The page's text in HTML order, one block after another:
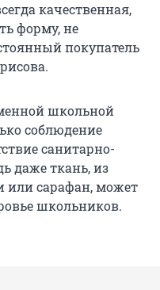
качественная,
форму, не
покупатель
школьной
соблюдение
санитарно-
даже ткань, из
или сарафан, может
школьников.